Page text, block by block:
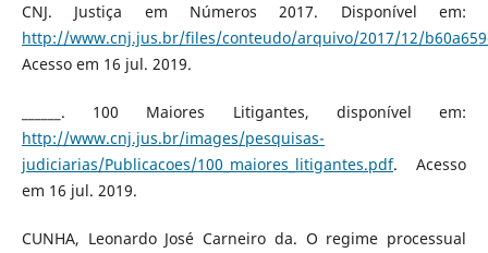
CNJ. Justiça em Números 2017. Disponível em:
http://www.cnj.jus.br/files/conteudo/arquivo/2017/12/
Acesso em 16 jul. 2019.
______. 100 Maiores Litigantes, disponível em:
http://www.cnj.jus.br/images/pesquisas-
judiciarias/Publicacoes/100_maiores_litigantes.pdf. Acesso
em 16 jul. 2019.
CUNHA, Leonardo José Carneiro da. O regime processual